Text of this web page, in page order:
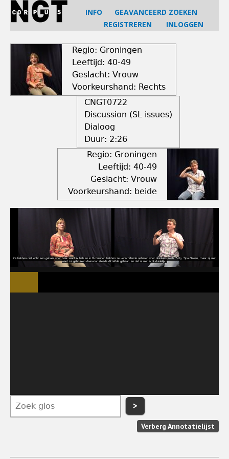
Jump
navigation
INFO
GEAVANCEERD ZOEKEN
REGISTREREN
INLOGGEN
Regio: Groningen
Leeftijd: 40-49
Geslacht: Vrouw
Voorkeurshand: Rechts
CNGT0722
Discussion (SL issues)
Dialoog
Duur: 2:26
Regio: Groningen
Leeftijd: 40-49
Geslacht: Vrouw
Voorkeurshand: beide
>
Verberg Annotatielijst